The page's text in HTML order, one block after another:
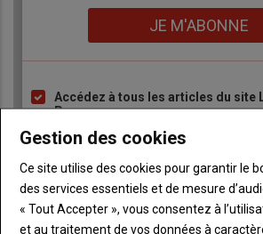
JE M'ABONNE
Liste
puce
Accédez à tous les articles du site
Paysanne
Consultez le journal L'Aurore
Ne manquez aucune information
newsletter du journal L'Aurore
Gestion des cookies
Ce site utilise des cookies pour garantir le
des services essentiels et de mesure
« Tout Accepter », vous consentez à
et au traitement de vos données à